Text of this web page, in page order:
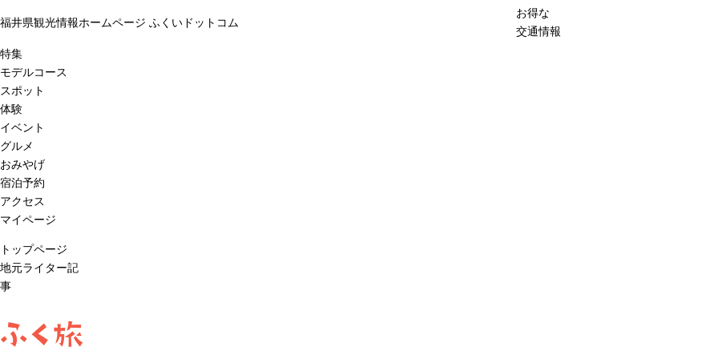
福井県観光情報ホームページ ふくいドットコム
お得な
交通情報
特集
モデルコース
スポット
体験
イベント
グルメ
おみやげ
宿泊予約
アクセス
マイページ
トップページ
地元ライター記
事
く旅